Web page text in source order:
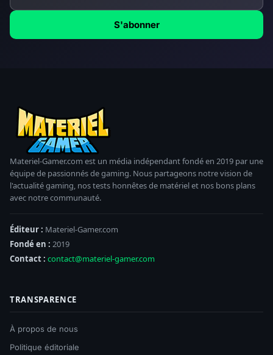
S'abonner
Materiel-Gamer.com est un média indépendant fondé en 2019 par une
équipe de passionnés de gaming. Nous partageons notre vision de
l'actualité gaming, nos tests honnêtes de matériel et nos bons plans
avec notre communauté.
Éditeur : Materiel-Gamer.com
Fondé en : 2019
Contact : contact@materiel-gamer.com
TRANSPARENCE
À propos de nous
Politique éditoriale